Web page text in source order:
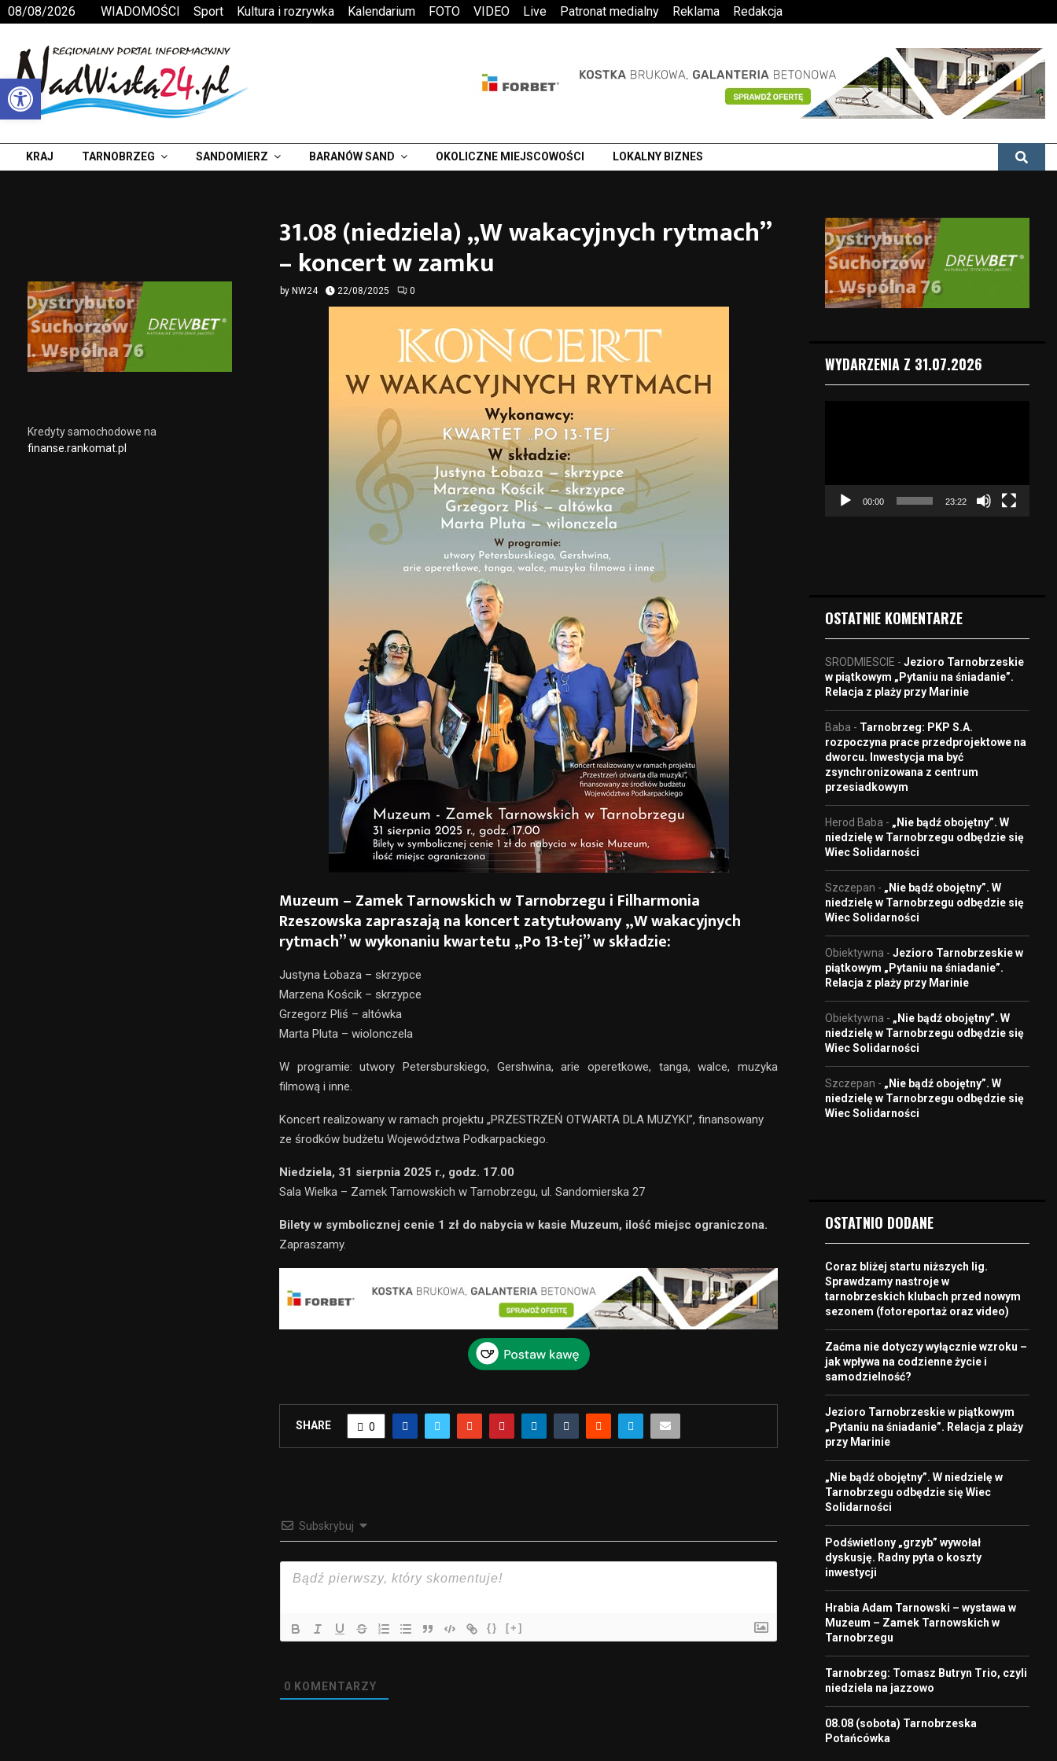
Otwórz pasek narzędzi
08/08/2026 WIADOMOŚCI Sport Kultura i rozrywka Kalendarium FOTO VIDEO Live Patronat medialny Reklama Redakcja
KRAJ TARNOBRZEG SANDOMIERZ BARANÓW SAND OKOLICZNE MIEJSCOWOŚCI LOKALNY BIZNES
31.08 (niedziela) „W wakacyjnych rytmach”
– koncert w zamku
by NW24 22/08/2025 0
Muzeum – Zamek Tarnowskich w Tarnobrzegu i Filharmonia
Rzeszowska zapraszają na koncert zatytułowany „W wakacyjnych
rytmach” w wykonaniu kwartetu „Po 13-tej” w składzie:
Justyna Łobaza – skrzypce
Marzena Kościk – skrzypce
Grzegorz Pliś – altówka
Marta Pluta – wiolonczela
W programie: utwory Petersburskiego, Gershwina, arie operetkowe, tanga, walce, muzyka
filmową i inne.
Koncert realizowany w ramach projektu „PRZESTRZEŃ OTWARTA DLA MUZYKI”, finansowany
ze środków budżetu Województwa Podkarpackiego.
Niedziela, 31 sierpnia 2025 r., godz. 17.00
Sala Wielka – Zamek Tarnowskich w Tarnobrzegu, ul. Sandomierska 27
Bilety w symbolicznej cenie 1 zł do nabycia w kasie Muzeum, ilość miejsc ograniczona.
Zapraszamy.
SHARE 0
Subskrybuj
{} [+]
0 KOMENTARZY
Kredyty samochodowe na
finanse.rankomat.pl
WYDARZENIA Z 31.07.2026
e
o
00:00 23:22
OSTATNIE KOMENTARZE
SRODMIESCIE - Jezioro Tarnobrzeskie
w piątkowym „Pytaniu na śniadanie”.
Relacja z plaży przy Marinie
Baba - Tarnobrzeg: PKP S.A.
rozpoczyna prace przedprojektowe na
dworcu. Inwestycja ma być
zsynchronizowana z centrum
przesiadkowym
Herod Baba - „Nie bądź obojętny”. W
niedzielę w Tarnobrzegu odbędzie się
Wiec Solidarności
Szczepan - „Nie bądź obojętny”. W
niedzielę w Tarnobrzegu odbędzie się
Wiec Solidarności
Obiektywna - Jezioro Tarnobrzeskie w
piątkowym „Pytaniu na śniadanie”.
Relacja z plaży przy Marinie
Obiektywna - „Nie bądź obojętny”. W
niedzielę w Tarnobrzegu odbędzie się
Wiec Solidarności
Szczepan - „Nie bądź obojętny”. W
niedzielę w Tarnobrzegu odbędzie się
Wiec Solidarności
OSTATNIO DODANE
Coraz bliżej startu niższych lig.
Sprawdzamy nastroje w
tarnobrzeskich klubach przed nowym
sezonem (fotoreportaż oraz video)
Zaćma nie dotyczy wyłącznie wzroku –
jak wpływa na codzienne życie i
samodzielność?
Jezioro Tarnobrzeskie w piątkowym
„Pytaniu na śniadanie”. Relacja z plaży
przy Marinie
„Nie bądź obojętny”. W niedzielę w
Tarnobrzegu odbędzie się Wiec
Solidarności
Podświetlony „grzyb” wywołał
dyskusję. Radny pyta o koszty
inwestycji
Hrabia Adam Tarnowski – wystawa w
Muzeum – Zamek Tarnowskich w
Tarnobrzegu
Tarnobrzeg: Tomasz Butryn Trio, czyli
niedziela na jazzowo
08.08 (sobota) Tarnobrzeska
Potańcówka